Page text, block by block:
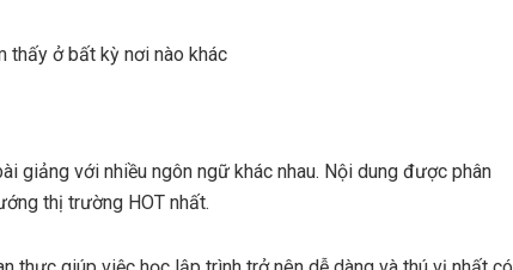
thấy ở bất kỳ nơi nào khác
giảng với nhiều ngôn ngữ khác nhau. Nội dung được phân
thị trường HOT nhất.